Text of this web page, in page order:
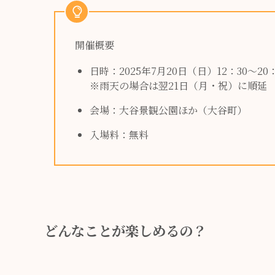
開催概要
日時：2025年7月20日（日）12：30～20
※雨天の場合は翌21日（月・祝）に順延
会場：大谷景観公園ほか（大谷町）
入場料：無料
どんなことが楽しめるの？